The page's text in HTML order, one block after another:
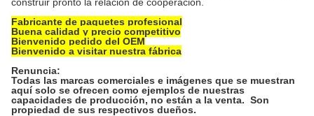
Fabricante de paquetes profesional
Buena calidad y precio competitivo
Bienvenido pedido del OEM
Bienvenido a visitar nuestra fábrica
Renuncia:
Todas las marcas comerciales e imágenes que se muestran
aquí solo se ofrecen como ejemplos de nuestras
capacidades de producción, no están a la venta. Son
propiedad de sus respectivos dueños.